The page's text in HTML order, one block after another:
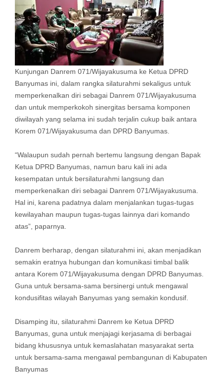
Kunjungan Danrem 071/Wijayakusuma ke Ketua DPRD
Banyumas ini, dalam rangka silaturahmi sekaligus untuk
memperkenalkan diri sebagai Danrem 071/Wijayakusuma
dan untuk memperkokoh sinergitas bersama komponen
diwilayah yang selama ini sudah terjalin cukup baik antara
Korem 071/Wijayakusuma dan DPRD Banyumas.
“Walaupun sudah pernah bertemu langsung dengan Bapak
Ketua DPRD Banyumas, namun baru kali ini ada
kesempatan untuk bersilaturahmi langsung dan
memperkenalkan diri sebagai Danrem 071/Wijayakusuma.
Hal ini, karena padatnya dalam menjalankan tugas-tugas
kewilayahan maupun tugas-tugas lainnya dari komando
atas”, paparnya.
Danrem berharap, dengan silaturahmi ini, akan menjadikan
semakin eratnya hubungan dan komunikasi timbal balik
antara Korem 071/Wijayakusuma dengan DPRD Banyumas.
Guna untuk bersama-sama bersinergi untuk mengawal
kondusifitas wilayah Banyumas yang semakin kondusif.
Disamping itu, silaturahmi Danrem ke Ketua DPRD
Banyumas, guna untuk menjajagi kerjasama di berbagai
bidang khususnya untuk kemaslahatan masyarakat serta
untuk bersama-sama mengawal pembangunan di Kabupaten
Banyumas